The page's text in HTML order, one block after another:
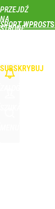
PRZEJDŹ
NA
STRONĘ
SPORT WPROST
SUBSKRYBUJ